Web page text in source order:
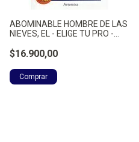
ABOMINABLE HOMBRE DE LAS
NIEVES, EL - ELIGE TU PRO -
$16.900,00